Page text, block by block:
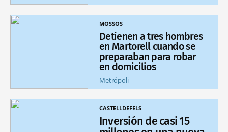
MOSSOS
Detienen a tres hombres
en Martorell cuando se
preparaban para robar
en domicilios
Metrópoli
CASTELLDEFELS
Inversión de casi 15